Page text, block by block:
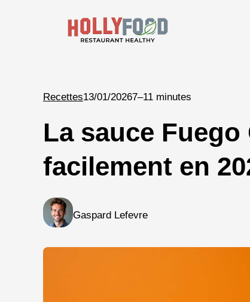
Recettes13/01/20267–11 minutes
La sauce Fuego
facilement en
Gaspard Lefevre